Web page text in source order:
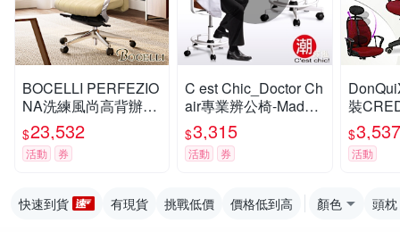
BOCELLI PERFEZIO
NA洗練風尚高背辦公
椅(義大利牛皮)優雅米
W73*D69*H115~123
cm
$23,532
活動 券
C est Chic_Doctor Ch
air專業辨公椅-Made i
n Taiwan(棕) W55.5*
D55.5*H69~82 cm
$3,315
活動 券
裝
學椅-紅
$3,537
活動
快速到貨 有現貨 挑戰低價 價格低到高 顏色 頭枕